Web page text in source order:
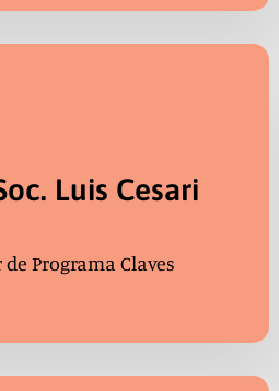
Luis Cesari
Programa Claves